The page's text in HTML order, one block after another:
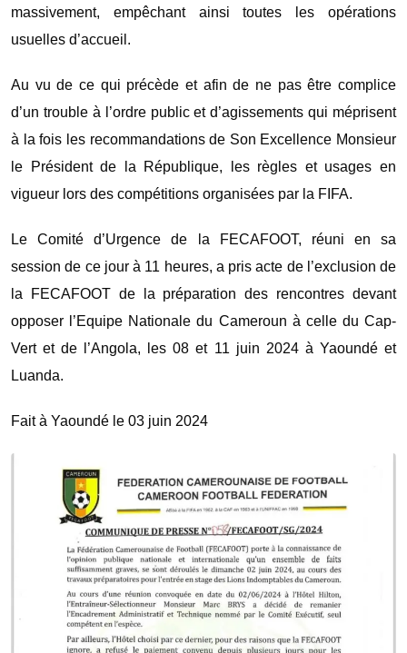
massivement, empêchant ainsi toutes les opérations
usuelles d’accueil.
Au vu de ce qui précède et afin de ne pas être complice
d’un trouble à l’ordre public et d’agissements qui méprisent
à la fois les recommandations de Son Excellence Monsieur
le Président de la République, les règles et usages en
vigueur lors des compétitions organisées par la FIFA.
Le Comité d’Urgence de la FECAFOOT, réuni en sa
session de ce jour à 11 heures, a pris acte de l’exclusion de
la FECAFOOT de la préparation des rencontres devant
opposer l’Equipe Nationale du Cameroun à celle du Cap-
Vert et de l’Angola, les 08 et 11 juin 2024 à Yaoundé et
Luanda.
Fait à Yaoundé le 03 juin 2024